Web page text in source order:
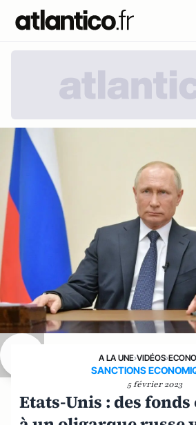
A LA UNE›VIDÉOS›
SANCTIONS
5 février 2023
Etats-Unis : des